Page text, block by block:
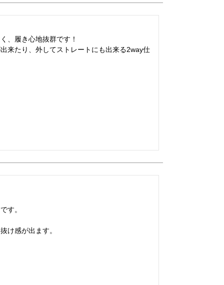
、履き心地抜群です！
来たり、外してストレートにも出来る2way仕
す。
け感が出ます。